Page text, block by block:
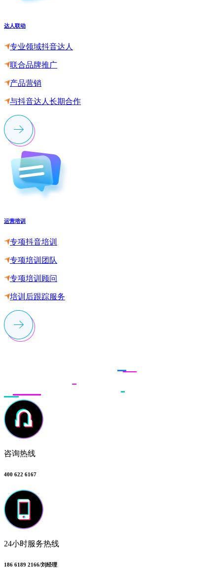
达人联动
专业领域抖音达人
联合品牌推广
产品营销
与抖音达人长期合作
运营培训
专项抖音培训
专项培训团队
专项培训顾问
培训后跟踪服务
咨询热线
400 622 6167
24小时服务热线
186 6189 2166/刘经理